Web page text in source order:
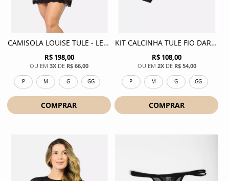
CAMISOLA LOUISE TULE - LEOPARDO AVELA
R$ 198,00
3X DE R$ 66,00
P M G GG
COMPRAR
KIT CALCINHA TULE FIO DARA - FLORAL PRETO
R$ 108,00
2XDE R$ 54,00
P M G GG
COMPRAR